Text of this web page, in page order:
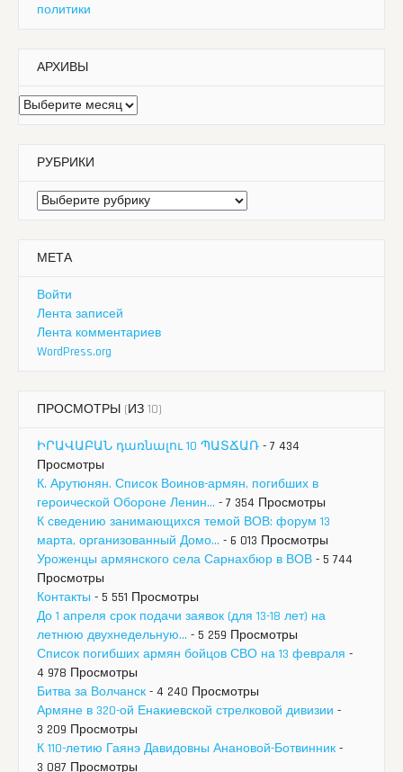
политики
АРХИВЫ
Архивы
РУБРИКИ
Рубрики
МЕТА
Войти
Лента записей
Лента комментариев
WordPress.org
ПРОСМОТРЫ (ИЗ 10)
ԻՐԱՎԱԲԱՆ դառնալու 10 ՊԱՏՃԱՌ - 7 434
Просмотры
К. Арутюнян. Список Воинов-армян, погибших в
героической Обороне Ленин... - 7 354 Просмотры
К сведению занимающихся темой ВОВ: форум 13
марта, организованный Домо... - 6 013 Просмотры
Уроженцы армянского села Сарнахбюр в ВОВ - 5 744
Просмотры
Контакты - 5 551 Просмотры
До 1 апреля срок подачи заявок (для 13-18 лет) на
летнюю двухнедельную... - 5 259 Просмотры
Список погибших армян бойцов СВО на 13 февраля -
4 978 Просмотры
Битва за Волчанск - 4 240 Просмотры
Армяне в 320-ой Енакиевской стрелковой дивизии -
3 209 Просмотры
К 110-летию Гаянэ Давидовны Анановой-Ботвинник -
3 087 Просмотры